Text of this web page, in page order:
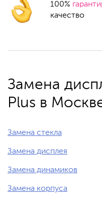
100%
качество
Замена
Plus в
Замена стекла
Замена дисплея
Замена динамиков
Замена корпуса